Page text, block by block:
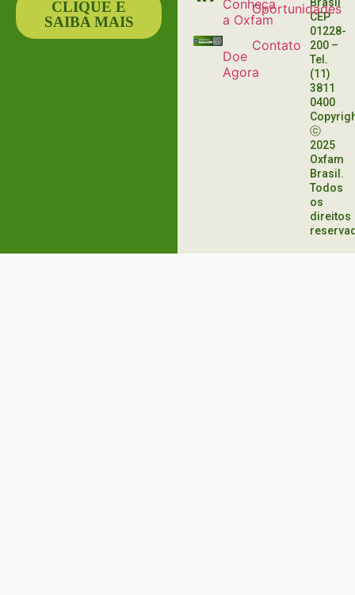
Conheça
a Oxfam
Doe
Agora
Oportunidades
Contato
CEP
01228-
200 –
Tel.
(11)
3811
0400
ⓒ
2025
Oxfam
Brasil.
Todos
os
direitos
CLIQUE E
SAIBA MAIS